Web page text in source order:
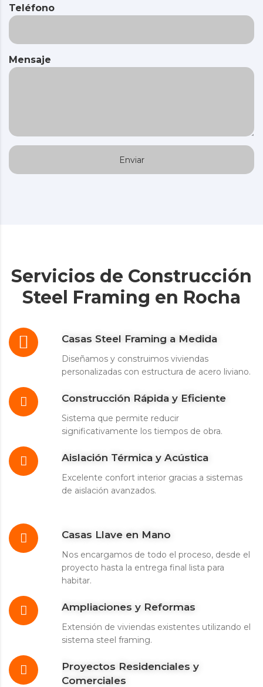
Teléfono
Mensaje
Servicios de Construcción
Steel Framing en Rocha
Casas Steel Framing a Medida
Diseñamos y construimos viviendas
personalizadas con estructura de acero liviano.
Construcción Rápida y Eficiente
Sistema que permite reducir
significativamente los tiempos de obra.
Aislación Térmica y Acústica
Excelente confort interior gracias a sistemas
de aislación avanzados.
Casas Llave en Mano
Nos encargamos de todo el proceso, desde el
proyecto hasta la entrega final lista para
habitar.
Ampliaciones y Reformas
Extensión de viviendas existentes utilizando el
sistema steel framing.
Proyectos Residenciales y
Comerciales